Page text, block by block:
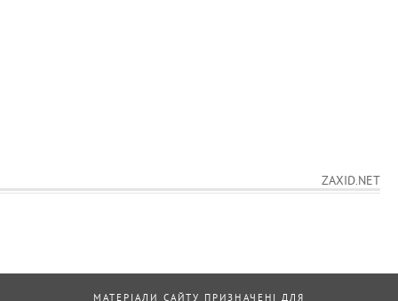
ZAXID.NET
МАТЕРІАЛИ САЙТУ ПРИЗНАЧЕНІ ДЛЯ